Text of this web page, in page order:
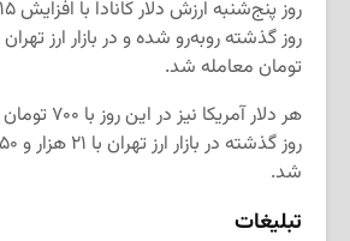
تومان معامله شد.
هر دلار
شد.
تبلیغات